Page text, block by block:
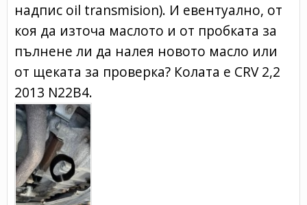
надпис oil transmision). И евентуално, от
коя да източа маслото и от пробката за
пълнене ли да налея новото масло или
от щеката за проверка? Колата е CRV 2,2
2013 N22B4.